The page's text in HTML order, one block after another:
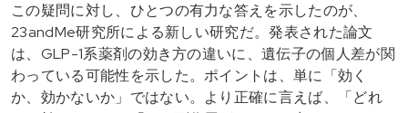
この疑問に対し、ひとつの有力な答えを示したのが、
23andMe研究所による新しい研究だ。発表された論文
は、GLP-1系薬剤の効き方の違いに、遺伝子の個人差が関
わっている可能性を示した。ポイントは、単に「効く
か、効かないか」ではない。より正確に言えば、「どれ